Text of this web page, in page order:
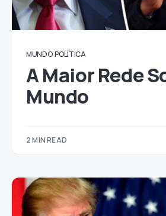
MUNDO POLÍTICA
A Maior Rede
Mundo
2 MIN READ